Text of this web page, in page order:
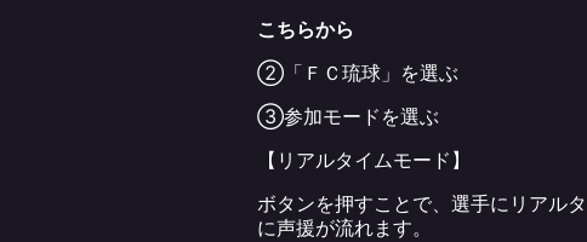
こちらから
②「ＦＣ琉球」を選ぶ
③参加モードを選ぶ
【リアルタイムモード】
ボタンを押すことで、選手にリアル
に声援が流れます。